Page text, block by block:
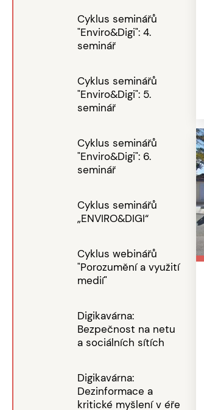
Cyklus seminářů
"Enviro&Digi": 4.
seminář
Cyklus seminářů
"Enviro&Digi": 5.
seminář
Cyklus seminářů
"Enviro&Digi": 6.
seminář
Cyklus seminářů
„ENVIRO&DIGI“
Cyklus webinářů
"Porozumění a využití
medií"
Digikavárna:
Bezpečnost na netu
a sociálních sítích
Digikavárna:
Dezinformace a
kritické myšlení v éře